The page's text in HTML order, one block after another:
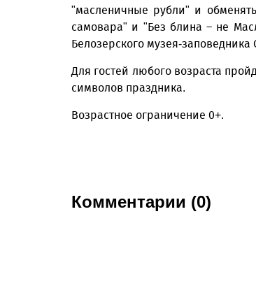
"масленичные рубли" и
самовара" и "Без блина – не
Белозерского музея-
Для гостей любого возраста
символов праздника.
Возрастное ограничение 0+.
Комментарии (0)